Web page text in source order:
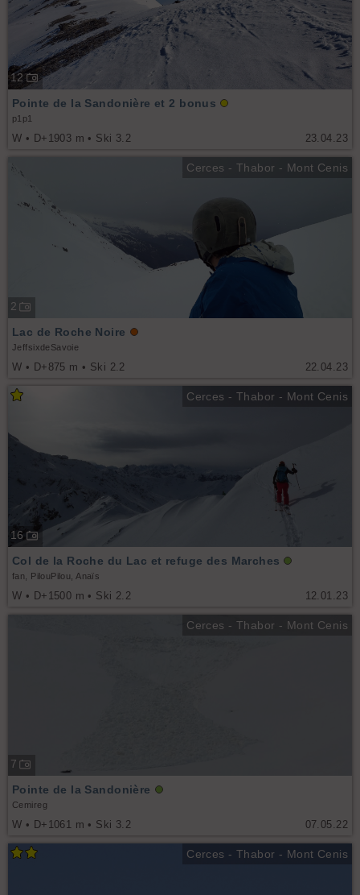
12
23.04.23
Pointe de la Sandonière et 2 bonus
p1p1
W • D+1903 m • Ski 3.2
Cerces - Thabor - Mont Cenis
2
22.04.23
Lac de Roche Noire
JeffsixdeSavoie
W • D+875 m • Ski 2.2
Cerces - Thabor - Mont Cenis
16
12.01.23
Col de la Roche du Lac et refuge des Marches
fan, PilouPilou, Anaïs
W • D+1500 m • Ski 2.2
Cerces - Thabor - Mont Cenis
7
07.05.22
Pointe de la Sandonière
Cemireg
W • D+1061 m • Ski 3.2
Cerces - Thabor - Mont Cenis